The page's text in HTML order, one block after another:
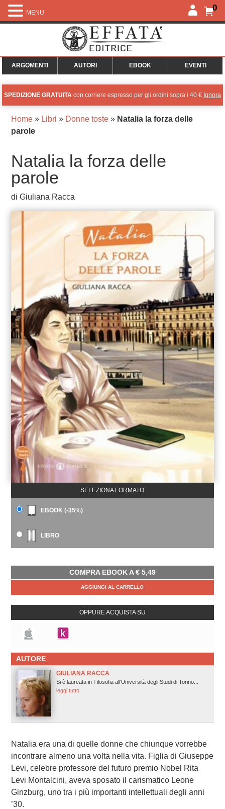
0
ARGOMENTI AUTORI EBOOK EVENTI
SPEDIZIONE GRATUITA con corriere espresso per gli ordini sopra i 40 € Ignora
Home» Libri » Donne toste» Natalia la forza delle
parole
Natalia la forza delle
parole
di Giuliana Racca
SELEZIONA FORMATO
EBOOK (-35%)
LIBRO
COMPRA EBOOK A€5,49
AGGIUNGI AL CARRELLO
OPPURE ACQUISTA SU
AUTORE
GIULIANA RACCA
Si è laureata in Filosofia all'Università degli Studi di Torino...
leggi tutto.
Natalia era una di quelle donne che chiunque vorrebbe
incontrare almeno una volta nella vita. Figlia di Giuseppe
Levi, celebre professore del futuro premio Nobel Rita
Levi Montalcini, aveva sposato il carismatico Leone
Ginzburg, uno tra i più importanti intellettuali degli anni
’30.
MENU